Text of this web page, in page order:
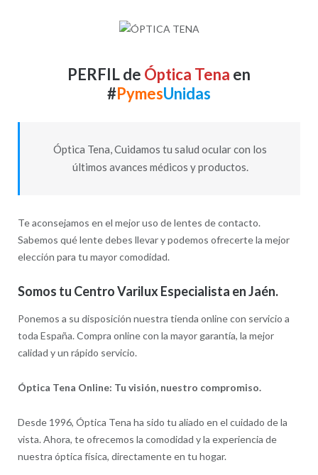
PERFIL de Óptica Tena en
#PymesUnidas
Óptica Tena, Cuidamos tu salud ocular con los
últimos avances médicos y productos.
Te aconsejamos en el mejor uso de lentes de contacto.
Sabemos qué lente debes llevar y podemos ofrecerte la mejor
elección para tu mayor comodidad.
Somos tu Centro Varilux Especialista en Jaén.
Ponemos a su disposición nuestra tienda online con servicio a
toda España. Compra online con la mayor garantía, la mejor
calidad y un rápido servicio.
Óptica Tena Online: Tu visión, nuestro compromiso.
Desde 1996, Óptica Tena ha sido tu aliado en el cuidado de la
vista. Ahora, te ofrecemos la comodidad y la experiencia de
nuestra óptica física, directamente en tu hogar.